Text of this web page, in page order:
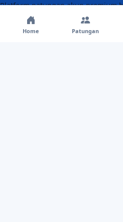
Platform patungan akun premium
lengkap dengan biaya lebih
dan didukung admin responsif.
Home Patungan